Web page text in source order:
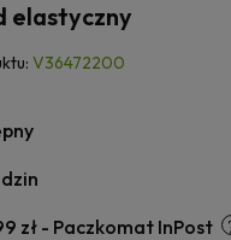
elastyczny
V36472200
zł - Paczkomat InPost